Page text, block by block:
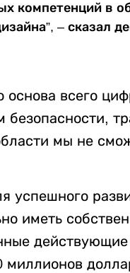
компетенций в
– сказал
всего
мы не
успешного
иметь
миллионов